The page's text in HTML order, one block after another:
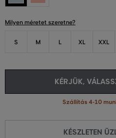
Milyen méretet szeretne?
S M L XL XXL
KÉRJÜK,
Szállítás 4-10
KÉSZLETEN